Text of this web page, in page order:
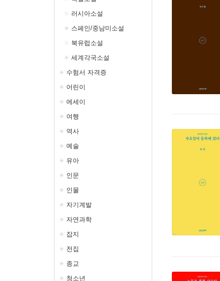
러시아소설
스페인/중남미소설
북유럽소설
세계각국소설
수험서 자격증
어린이
에세이
여행
역사
예술
유아
인문
인물
자기계발
자연과학
잡지
전집
종교
청소년